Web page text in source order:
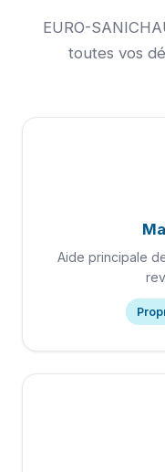
EURO-
toutes vos
Aide principale